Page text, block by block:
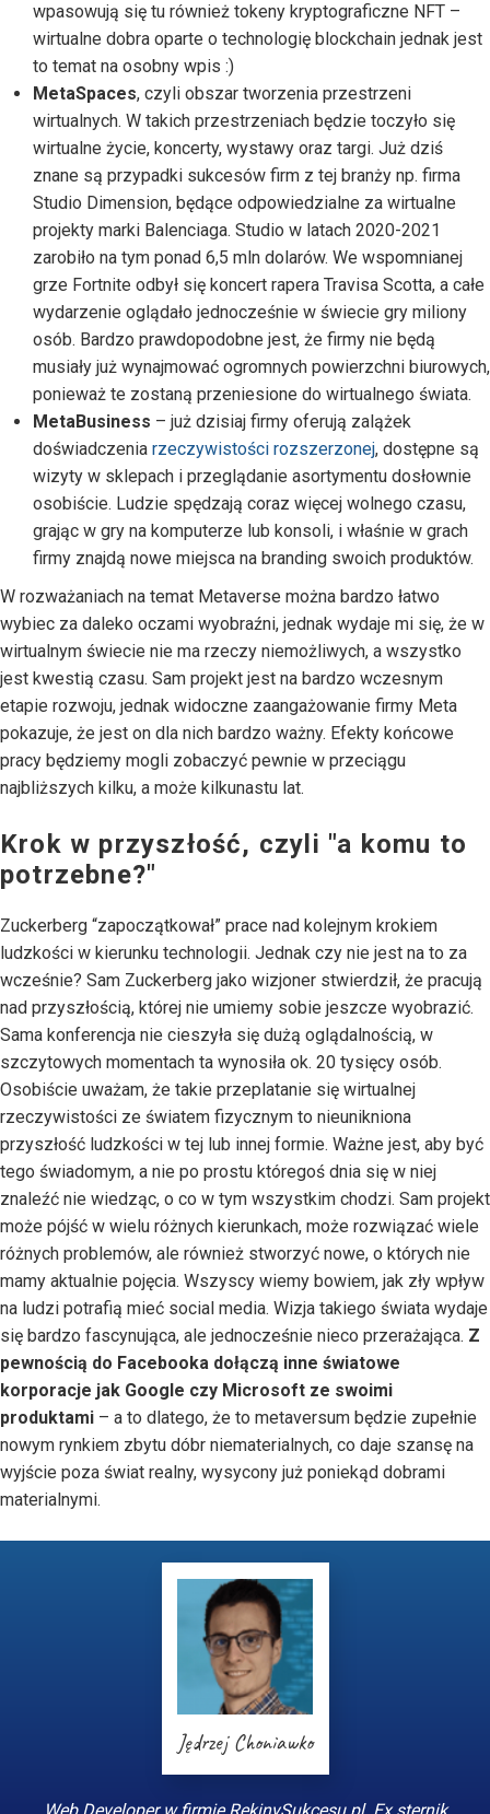
wpasowują się tu również tokeny kryptograficzne NFT –
wirtualne dobra oparte o technologię blockchain jednak jest
to temat na osobny wpis :)
MetaSpaces, czyli obszar tworzenia przestrzeni
wirtualnych. W takich przestrzeniach będzie toczyło się
wirtualne życie, koncerty, wystawy oraz targi. Już dziś
znane są przypadki sukcesów firm z tej branży np. firma
Studio Dimension, będące odpowiedzialne za wirtualne
projekty marki Balenciaga. Studio w latach 2020-2021
zarobiło na tym ponad 6,5 mln dolarów. We wspomnianej
grze Fortnite odbył się koncert rapera Travisa Scotta, a całe
wydarzenie oglądało jednocześnie w świecie gry miliony
osób. Bardzo prawdopodobne jest, że firmy nie będą
musiały już wynajmować ogromnych powierzchni biurowych,
ponieważ te zostaną przeniesione do wirtualnego świata.
MetaBusiness – już dzisiaj firmy oferują zalążek
doświadczenia rzeczywistości rozszerzonej, dostępne są
wizyty w sklepach i przeglądanie asortymentu dosłownie
osobiście. Ludzie spędzają coraz więcej wolnego czasu,
grając w gry na komputerze lub konsoli, i właśnie w grach
firmy znajdą nowe miejsca na branding swoich produktów.
W rozważaniach na temat Metaverse można bardzo łatwo
wybiec za daleko oczami wyobraźni, jednak wydaje mi się, że w
wirtualnym świecie nie ma rzeczy niemożliwych, a wszystko
jest kwestią czasu. Sam projekt jest na bardzo wczesnym
etapie rozwoju, jednak widoczne zaangażowanie firmy Meta
pokazuje, że jest on dla nich bardzo ważny. Efekty końcowe
pracy będziemy mogli zobaczyć pewnie w przeciągu
najbliższych kilku, a może kilkunastu lat.
Krok w przyszłość, czyli "a komu to
potrzebne?"
Zuckerberg “zapoczątkował” prace nad kolejnym krokiem
ludzkości w kierunku technologii. Jednak czy nie jest na to za
wcześnie? Sam Zuckerberg jako wizjoner stwierdził, że pracują
nad przyszłością, której nie umiemy sobie jeszcze wyobrazić.
Sama konferencja nie cieszyła się dużą oglądalnością, w
szczytowych momentach ta wynosiła ok. 20 tysięcy osób.
Osobiście uważam, że takie przeplatanie się wirtualnej
rzeczywistości ze światem fizycznym to nieunikniona
przyszłość ludzkości w tej lub innej formie. Ważne jest, aby być
tego świadomym, a nie po prostu któregoś dnia się w niej
znaleźć nie wiedząc, o co w tym wszystkim chodzi. Sam projekt
może pójść w wielu różnych kierunkach, może rozwiązać wiele
różnych problemów, ale również stworzyć nowe, o których nie
mamy aktualnie pojęcia. Wszyscy wiemy bowiem, jak zły wpływ
na ludzi potrafią mieć social media. Wizja takiego świata wydaje
się bardzo fascynująca, ale jednocześnie nieco przerażająca. Z
pewnością do Facebooka dołączą inne światowe
korporacje jak Google czy Microsoft ze swoimi
produktami – a to dlatego, że to metaversum będzie zupełnie
nowym rynkiem zbytu dóbr niematerialnych, co daje szansę na
wyjście poza świat realny, wysycony już poniekąd dobrami
materialnymi.
Jędrzej Choniawko